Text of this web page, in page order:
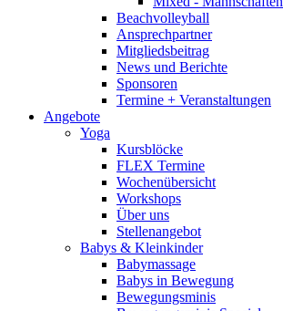
Beachvolleyball
Ansprechpartner
Mitgliedsbeitrag
News und Berichte
Sponsoren
Termine + Veranstaltungen
Angebote
Yoga
Kursblöcke
FLEX Termine
Wochenübersicht
Workshops
Über uns
Stellenangebot
Babys & Kleinkinder
Babymassage
Babys in Bewegung
Bewegungsminis